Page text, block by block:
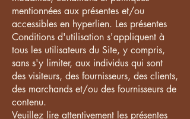
mentionnées aux présentes et/ou
accessibles en hyperlien. Les présentes
Conditions d'utilisation s'appliquent à
tous les utilisateurs du Site, y compris,
sans s'y limiter, aux individus qui sont
des visiteurs, des fournisseurs, des clients,
des marchands et/ou des fournisseurs de
contenu.
Veuillez lire attentivement les présentes